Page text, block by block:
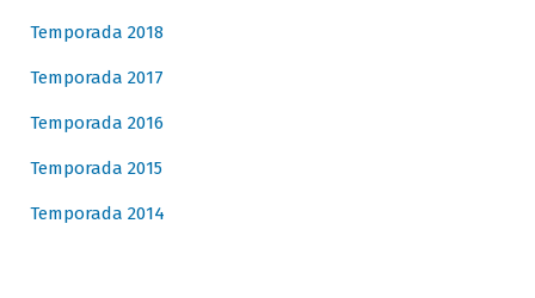
Temporada 2018
Temporada 2017
Temporada 2016
Temporada 2015
Temporada 2014